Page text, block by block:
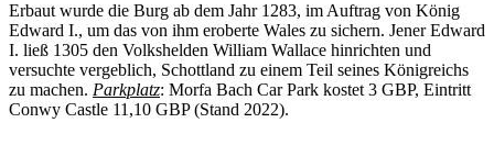
Erbaut wurde die Burg ab dem Jahr 1283, im Auftrag von König
Edward I., um das von ihm eroberte Wales zu sichern. Jener Edward
I. ließ 1305 den Volkshelden William Wallace hinrichten und
versuchte vergeblich, Schottland zu einem Teil seines Königreichs
zu machen. Parkplatz: Morfa Bach Car Park kostet 3 GBP, Eintritt
Conwy Castle 11,10 GBP (Stand 2022).